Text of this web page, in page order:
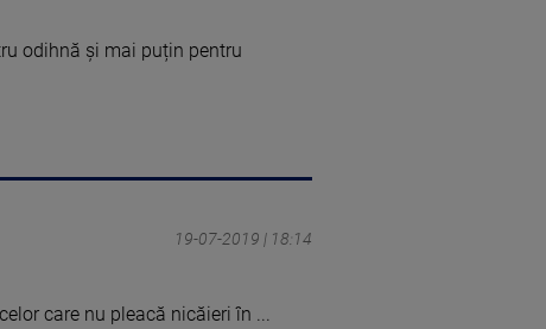
odihnă și mai puțin pentru
19-07-2019 | 18:14
care nu pleacă nicăieri în ...